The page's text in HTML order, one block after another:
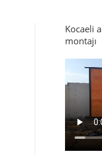
Kocaeli
montajı